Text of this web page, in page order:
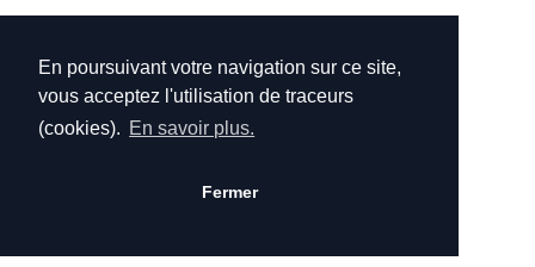
En poursuivant votre navigation sur ce site,
vous acceptez l'utilisation de traceurs
(cookies). En savoir plus.
Fermer